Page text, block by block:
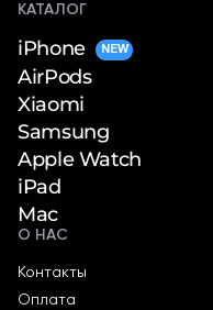
КАТАЛОГ
iPhone NEW
AirPods
Xiaomi
Samsung
Apple Watch
iPad
Mac
О НАС
Контакты
Оплата